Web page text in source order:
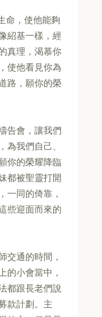
命，使他能夠
紹基一樣，經
真理，渴慕你
使他看見你為
路，願你的榮
告會，讓我們
為我們自己、
你的榮耀降臨
都被聖靈打開
一同的倚靠，
些迎面而來的
交通的時間，
的小會當中，
都跟長老們說
款計劃。主